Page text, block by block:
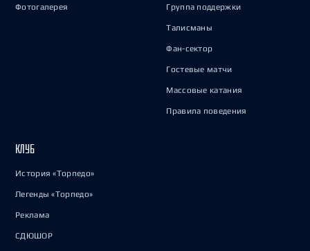
Фотогалерея Группа поддержки
Талисманы
Фан-сектор
Гостевые матчи
Массовые катания
Правила поведения
КЛУБ
История «Торпедо»
Легенды «Торпедо»
Реклама
СДЮШОР